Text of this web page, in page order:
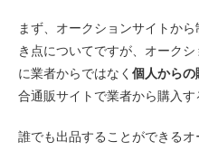
まず、オークションサイトか
き点についてですが、オーク
に業者からではなく 個人からの
合通販サイトで業者から購入す
誰でも出品することができる